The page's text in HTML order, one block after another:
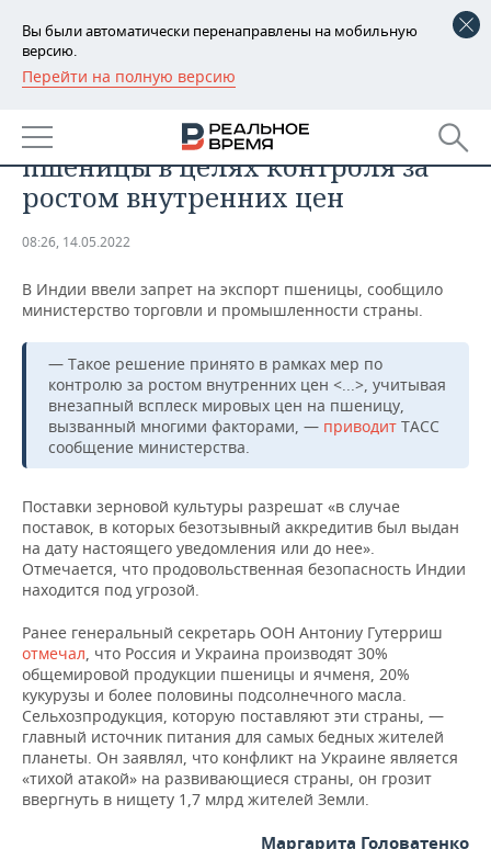
Вы были автоматически перенаправлены на мобильную
версию.
Перейти на полную версию
РЕГИОНЫ
БАШКОРТОСТАН
ТАТАРСТАН
НОВОСТИ
АНАЛИТИКА
ДЕКЛАРАЦИИ О ДОХОДАХ
ВУЗЫ ТАТАРСТАНА
КОМУ ПРИНАДЛЕЖАТ
ТОРГОВЫЕ ЦЕНТРЫ
ТАТАРСТАНА
НОВОСТИ ЭКОНОМИКИ
БАНКИ
БЮДЖЕТ
ПРОМЫШЛЕННОСТЬ
ПРОМЫШЛЕННОСТИ
АГРОПРОМ
МАШИНОСТРОЕНИЕ
НЕФТЕХИМИЯ
НЕФТЬ
ОПК
ЭНЕРГЕТИКА
НОВОСТИ НЕДВИЖИМОСТИ
АВТО
НОВОСТИ АВТО
БИЗНЕС
РОЗНИЧНАЯ ТОРГОВЛЯ
ТРАНСПОРТ
УСЛУГИ
НОВОСТИ ТЕХНОЛОГИЙ
IT
МЕДИА
ТЕЛЕКОММУНИКАЦИИ
МЕРОПРИЯТИЯ
НОВОСТИ МЕРОПРИЯТИЙ
ВЫЕЗДНАЯ РЕДАКЦИЯ
БИЗНЕС-БРАНЧИ
ONLINE-КОНФЕРЕНЦИИ
ОТКРЫТАЯ ЛЕКЦИЯ
СПОРТ
НОВОСТИ СПОРТА
ФУТБОЛ
ХОККЕЙ
БАСКЕТБОЛ
ОБЩЕСТВО
НОВОСТИ ОБЩЕСТВА
ВЛАСТЬ
ИНФРАСТРУКТУРА
ФОТОГАЛЕРЕЯ
СЮЖЕТЫ
СПРАВОЧНИК
В Индии запретили экспорт
пшеницы в целях контроля за
ростом внутренних цен
08:26, 14.05.2022
В Индии ввели запрет на экспорт пшеницы, сообщило
министерство торговли и промышленности страны.
— Такое решение принято в рамках мер по
контролю за ростом внутренних цен <...>, учитывая
внезапный всплеск мировых цен на пшеницу,
вызванный многими факторами, — приводит ТАСС
сообщение министерства.
Поставки зерновой культуры разрешат «в случае
поставок, в которых безотзывный аккредитив был выдан
на дату настоящего уведомления или до нее».
Отмечается, что продовольственная безопасность Индии
находится под угрозой.
Ранее генеральный секретарь ООН Антониу Гутерриш
отмечал, что Россия и Украина производят 30%
общемировой продукции пшеницы и ячменя, 20%
кукурузы и более половины подсолнечного масла.
Сельхозпродукция, которую поставляют эти страны, —
главный источник питания для самых бедных жителей
планеты. Он заявлял, что конфликт на Украине является
«тихой атакой» на развивающиеся страны, он грозит
ввергнуть в нищету 1,7 млрд жителей Земли.
Маргарита Головатенко